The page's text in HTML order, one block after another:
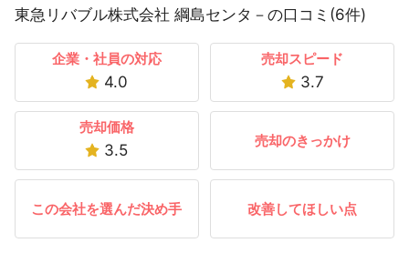
東急リバブル株式会社 綱島センタ－の口コミ(6件)
企業・社員の対応
4.0
売却スピード
3.7
売却価格
3.5
売却のきっかけ
この会社を選んだ決め手 改善してほしい点